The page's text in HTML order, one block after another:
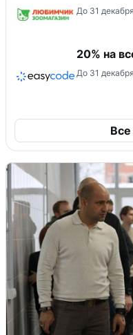
До 31
20% на
До 31